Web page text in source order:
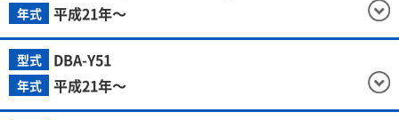
年式 平成21年～
型式 DBA-Y51
年式 平成21年～